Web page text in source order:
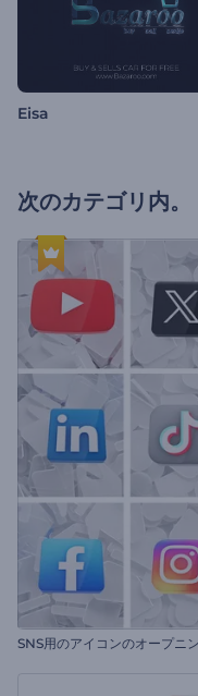
Eisa
次のカテゴリ内。